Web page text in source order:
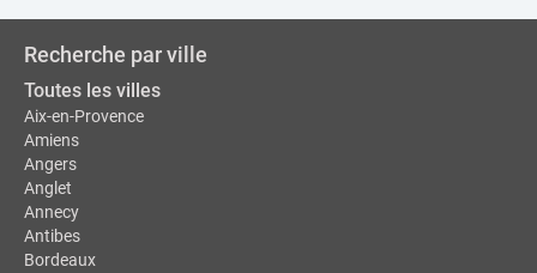
Recherche par ville
Toutes les villes
Aix-en-Provence
Amiens
Angers
Anglet
Annecy
Antibes
Bordeaux